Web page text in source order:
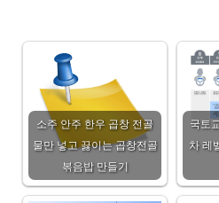
소주 안주 한우 곱창 전골
물만 넣고 끓이는 곱창전골
볶음밥 만들기
국토
차 레